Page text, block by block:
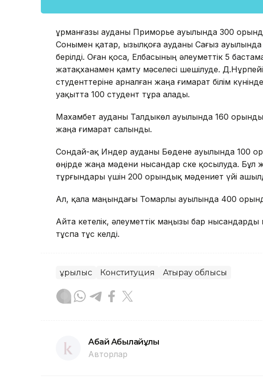
Құрманғазы ауданы Приморье ауылында 300
Сонымен қатар, Қызылқоға ауданы Сағыз
берілді. Оған қоса, Елбасының әлеуметтік 5
жатақxанамен қамту мәселесі шешілуде.
студенттеріне арналған жаңа ғимарат білім
уақытта 100 студент тұра алады.
Маxамбет ауданы Талдыкөл ауылында 160 орындық
жаңа ғимарат салынды.
Сондай-ақ Индер ауданы Бөдене ауылында 100
өңірде жаңа мәдени нысандар ске қосылуда.
тұрғындары үшін 200 орындық мәдениет үйі
Ал, қала маңындағы Томарлы ауылында 400
Айта кетелік, әлеуметтік маңызы бар
тұспа тұс келді.
Құрылыс Конституция Атырау облысы
Абай Абылайұлы
Авторлар